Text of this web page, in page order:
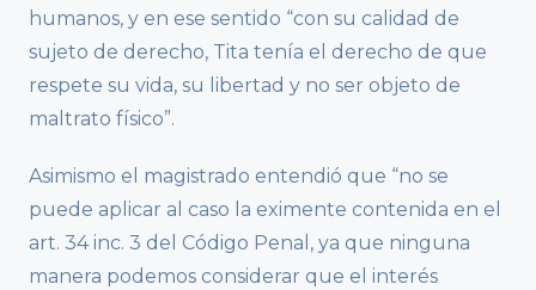
humanos, y en ese sentido “con su calidad de
sujeto de derecho, Tita tenía el derecho de que
respete su vida, su libertad y no ser objeto de
maltrato físico”.
Asimismo el magistrado entendió que “no se
puede aplicar al caso la eximente contenida en el
art. 34 inc. 3 del Código Penal, ya que ninguna
manera podemos considerar que el interés